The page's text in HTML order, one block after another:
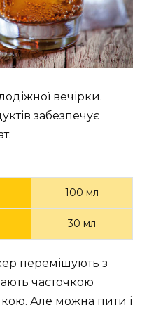
вечірки.
забезпечує
100 мл
30 мл
перемішують з
часточкою
Але можна пити і